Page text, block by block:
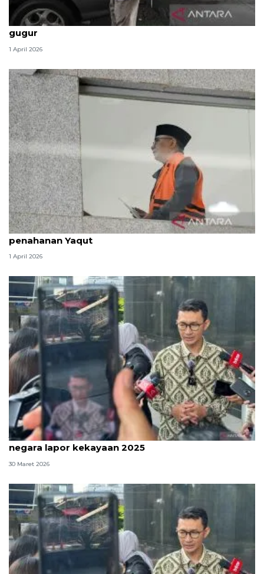
Politik kemarin, BBM tak naik hingga 2 prajurit TNI
gugur
1 April 2026
Dewas KPK tindak lanjuti aduan soal pengalihan
penahanan Yaqut
1 April 2026
Jelang tenggat, KPK ingatkan penyelenggara
negara lapor kekayaan 2025
30 Maret 2026